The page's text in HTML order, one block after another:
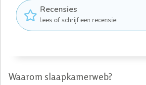
Recensies
lees of schrijf een recensie
Waarom slaapkamerweb?